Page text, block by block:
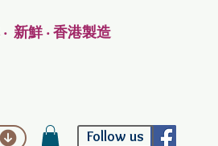
新鮮 ‧ 香港製造
Follow us